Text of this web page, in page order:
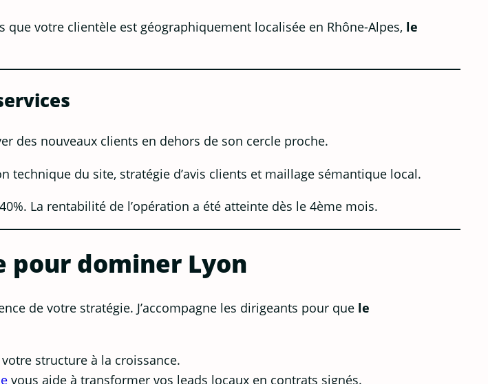
votre clientèle est géographiquement localisée en Rhône-Alpes, le
des nouveaux clients en dehors de son cercle proche.
technique du site, stratégie d’avis clients et maillage sémantique local.
La rentabilité de l’opération a été atteinte dès le 4ème mois.
pour dominer Lyon
de votre stratégie. J’accompagne les dirigeants pour que le
structure à la croissance.
vous aide à transformer vos leads locaux en contrats signés.